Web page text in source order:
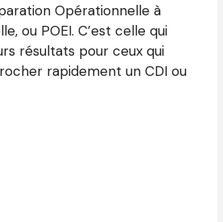
Opérationnelle à
ou POEI. C’est celle qui
résultats pour ceux qui
rapidement un CDI ou